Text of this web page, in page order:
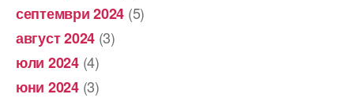
септември 2024 (5)
август 2024 (3)
юли 2024(4)
юни 2024(3)